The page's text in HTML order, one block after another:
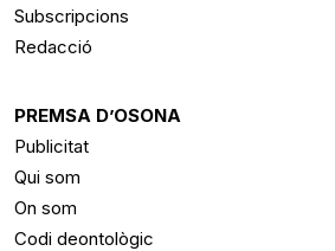
Subscripcions
Redacció
PREMSA D’OSONA
Publicitat
Qui som
On som
Codi deontològic